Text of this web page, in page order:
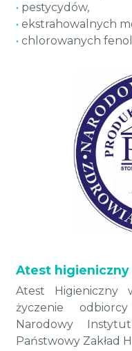
• pestycydów,
• ekstrahowalnych
• chlorowanych
Atest higieniczny
Atest Higieniczny
życzenie
Narodowy
Państwowy Zakład